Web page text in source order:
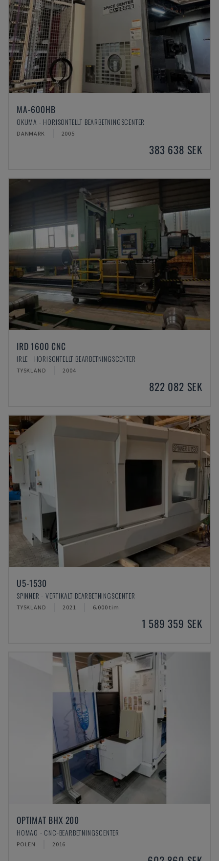
MA-600HB
OKUMA - HORISONTELLT BEARBETNINGSCENTER
DANMARK 2005
383 638 SEK
IRD 1600 CNC
IRLE - HORISONTELLT BEARBETNINGSCENTER
TYSKLAND 2004
822 082 SEK
U5-1530
SPINNER - VERTIKALT BEARBETNINGSCENTER
TYSKLAND 2021 6.000 tim.
1 589 359 SEK
OPTIMAT BHX 200
HOMAG - CNC-BEARBETNINGSCENTER
POLEN 2016